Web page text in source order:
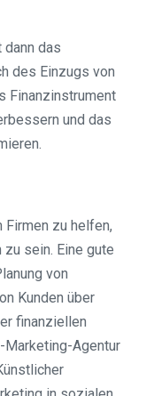
dann das
des Einzugs von
Finanzinstrument
und das
Firmen zu helfen,
sein. Eine gute
von
Kunden über
finanziellen
Marketing-Agentur